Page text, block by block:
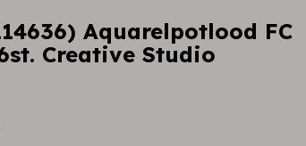
Aquarelpotlood FC
Creative Studio